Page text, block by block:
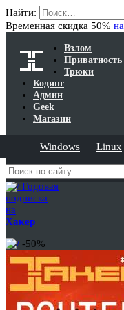
Найти:
Временная скидка 50%
Взлом
Приватность
Трюки
Кодинг
Админ
Geek
Магазин
Windows Linux
Годовая
подписка
на
Хакер
-50%